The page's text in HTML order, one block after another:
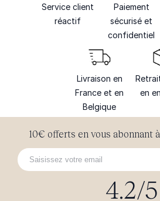
Service client
réactif
Paiement
sécurisé et
confidentiel
Livraison en
France et en
Belgique
en
10€ offerts en vous abonnant
4.2/5